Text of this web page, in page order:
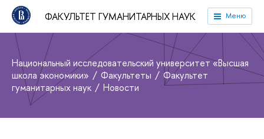
ФАКУЛЬТЕТ ГУМАНИТАРНЫХ НАУК Меню
Национальный исследовательский университет «Высшая
школа экономики»
Факультеты
Факультет
гуманитарных наук
Новости